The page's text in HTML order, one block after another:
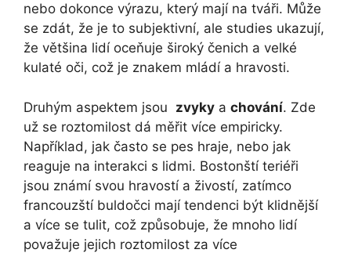
nebo dokonce výrazu, který mají na tváři. Může
se zdát, že ⁤je to subjektivní, ale studies ukazují,
že většina lidí oceňuje široký čenich a velké
kulaté oči, což je znakem mládí a hravosti.
Druhým aspektem jsou ‍ zvyky a chování.⁣ Zde​
už se roztomilost dá měřit více empiricky.
Například, jak často se pes⁣ hraje,​ nebo jak
reaguje na interakci s lidmi. Bostonští teriéři⁤
jsou známí svou hravostí a živostí, zatímco
francouzští buldočci mají tendenci být klidnější
a více se tulit, což způsobuje, že mnoho lidí
považuje jejich ‌roztomilost⁢ za více